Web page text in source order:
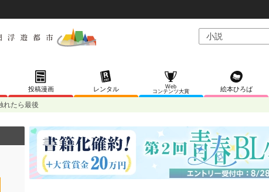
投稿漫画 レンタル
Web
コンテンツ大賞
絵本ひろば
れたら最後